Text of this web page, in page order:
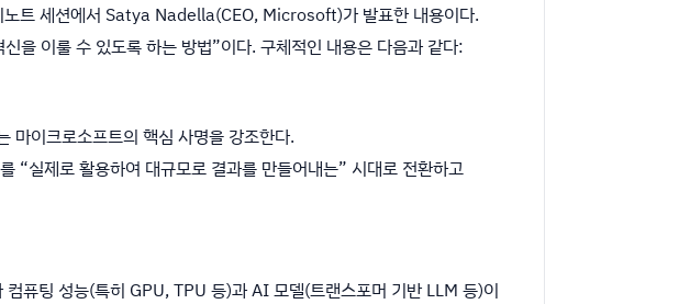
트 세션에서 Satya Nadella(CEO, Microsoft)가 발표한 내용이다.
을 이룰 수 있도록 하는 방법”이다. 구체적인 내용은 다음과 같다:
이크로소프트의 핵심 사명을 강조한다.
“실제로 활용하여 대규모로 결과를 만들어내는” 시대로 전환하고
퓨팅 성능(특히 GPU, TPU 등)과 AI 모델(트랜스포머 기반 LLM 등)이